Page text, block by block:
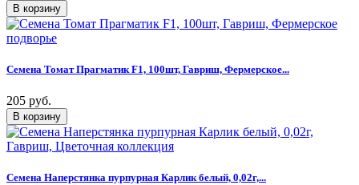
Семена Томат Прагматик F1, 100шт, Гавриш, Фермерское...
205 руб.
Семена Наперстянка пурпурная Карлик белый, 0,02г,...